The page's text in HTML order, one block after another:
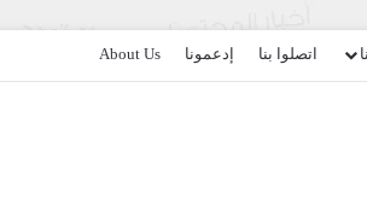
اتصلوا بنا إدعمونا About Us